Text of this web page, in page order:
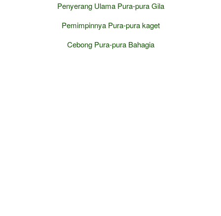
Penyerang Ulama Pura-pura Gila
Pemimpinnya Pura-pura kaget
Cebong Pura-pura Bahagia